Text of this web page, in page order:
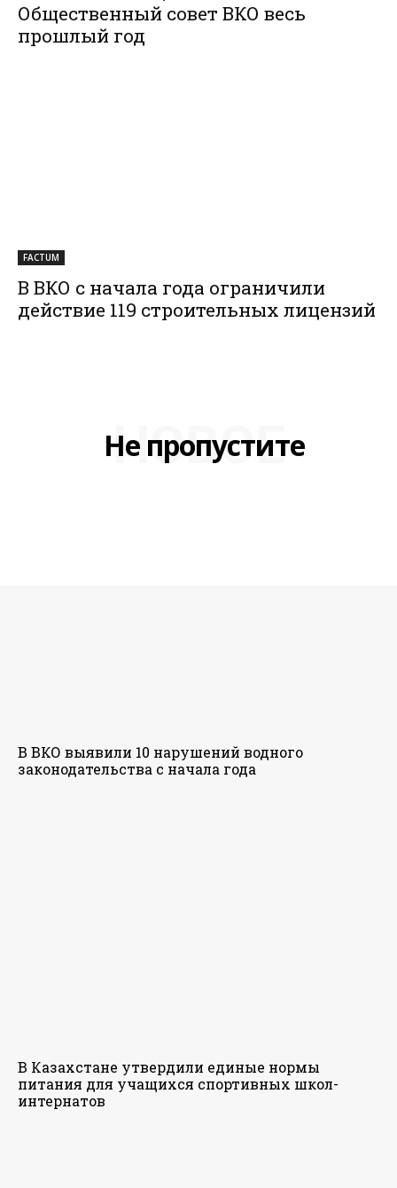
Общественный совет ВКО весь
прошлый год
FACTUM
В ВКО с начала года ограничили
действие 119 строительных лицензий
Не пропустите
НОВОЕ
В ВКО выявили 10 нарушений водного
законодательства с начала года
В Казахстане утвердили единые нормы
питания для учащихся спортивных школ-
интернатов